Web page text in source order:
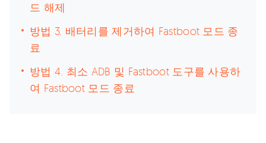
드 해제
방법 3. 배터리를 제거하여 Fastboot 모드 종
료
방법 4. 최소 ADB 및 Fastboot 도구를 사용하
여 Fastboot 모드 종료